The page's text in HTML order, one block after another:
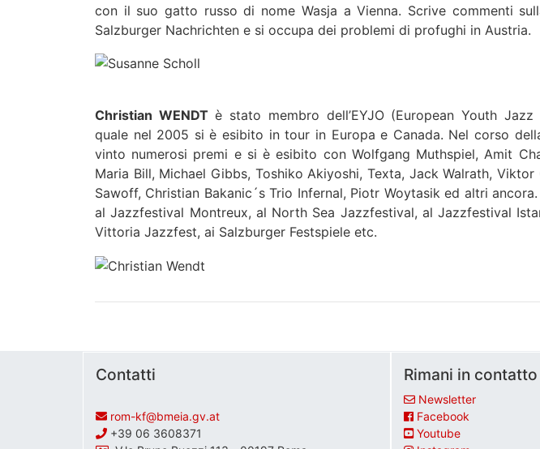
con il suo gatto russo di nome Wasja a Vienna. Scrive commenti
Salzburger Nachrichten e si occupa dei problemi di profughi in Austria.
Christian WENDT è stato membro dell’EYJO (European Youth Jazz
quale nel 2005 si è esibito in tour in Europa e Canada. Nel corso
vinto numerosi premi e si è esibito con Wolfgang Muthspiel, Amit
Maria Bill, Michael Gibbs, Toshiko Akiyoshi, Texta, Jack Walrath, Viktor
Sawoff, Christian Bakanic´s Trio Infernal, Piotr Woytasik ed altri
al Jazzfestival Montreux, al North Sea Jazzfestival, al Jazzfestival
Vittoria Jazzfest, ai Salzburger Festspiele etc.
Contatti
rom-kf@bmeia.gv.at
+39 06 3608371
Rimani in
Newsletter
Facebook
Youtube